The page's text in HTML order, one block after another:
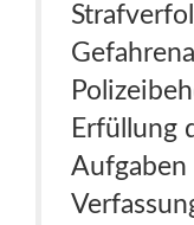
Erfüllung
Aufgaben